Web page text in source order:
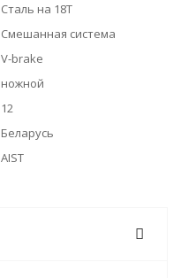
Сталь на 18T
Смешанная система
V-brake
ножной
12
Беларусь
AIST